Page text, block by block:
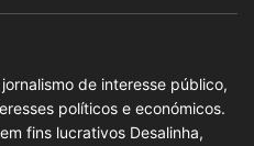
de interesse público,
políticos e económicos.
fins lucrativos Desalinha,